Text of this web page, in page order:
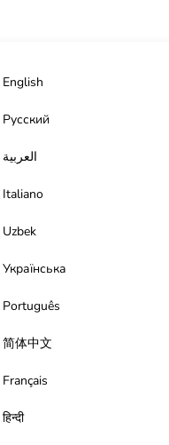
English
Русский
العربية
Italiano
Uzbek
Українська
Português
简体中文
Français
हिन्दी